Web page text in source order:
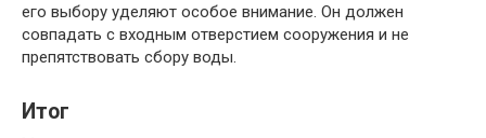
его выбору уделяют особое внимание. Он должен
совпадать с входным отверстием сооружения и не
препятствовать сбору воды.
Итог